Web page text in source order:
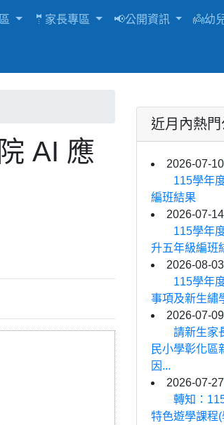
🤵家長專區 📢公開資訊 👼幼
AI 應
近月內熱門
2026-07-10
115學年
編班結果
2026-07-14
115學年
升五年級編班
2026-08-03
115學年
事項及新生繡
2026-07-09
請新生家
民小學彰化區
因...
2026-07-27
轉知：
特色遊學課程